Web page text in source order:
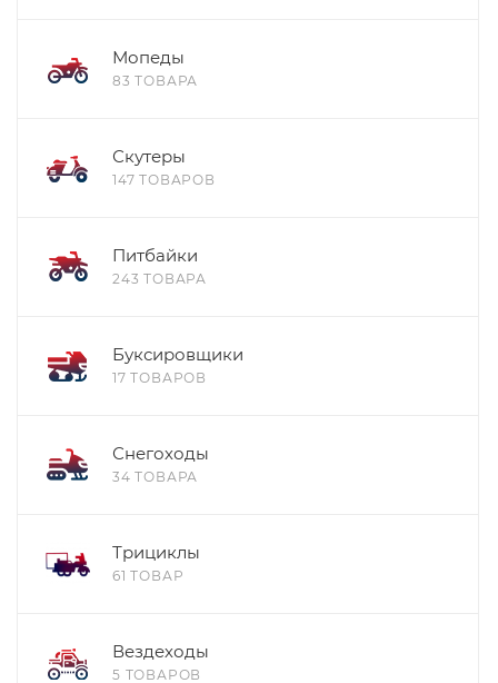
Мопеды
83 ТОВАРА
Скутеры
147 ТОВАРОВ
Питбайки
243 ТОВАРА
Буксировщики
17 ТОВАРОВ
Снегоходы
34 ТОВАРА
Трициклы
61 ТОВАР
Вездеходы
5 ТОВАРОВ